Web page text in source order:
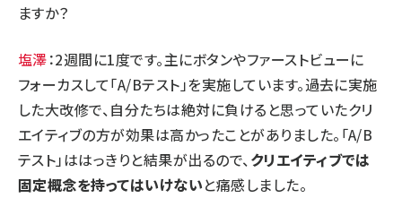
ますか？
塩澤：2週間に1度です。主にボタンやファーストビューに
フォーカスして「A/Bテスト」を実施しています。過去に実施
した大改修で、自分たちは絶対に負けると思っていたクリ
エイティブの方が効果は高かったことがありました。「A/B
テスト」ははっきりと結果が出るので、 クリエイティブでは
固定概念を持ってはいけないと痛感しました。